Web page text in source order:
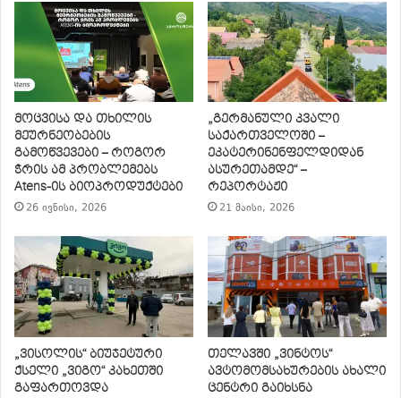
მოცვისა და თხილის
მეურნეობების
გამოწვევები – როგორ
ჭრის ამ პრობლემებს
Atens-ის ბიოპროდუქტები
26 ივნისი, 2026
„გერმანული კვალი
საქართველოში –
ეკატერინენფელდიდან
ასურეთამდე“ –
რეპორტაჟი
21 მაისი, 2026
„ვისოლის“ ბიუჯეტური
ქსელი „ვიგო“ კახეთში
გაფართოვდა
თელავში „ვინტოს“
ავტომომსახურების ახალი
ცენტრი გაიხსნა